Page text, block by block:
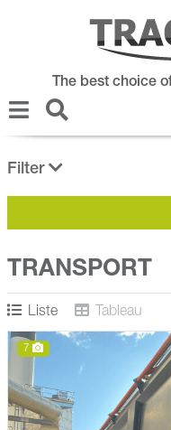
The best choice
Filter
TRANSPORT
Liste Tableau
7